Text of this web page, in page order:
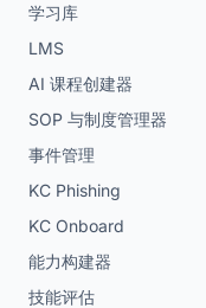
学习库
LMS
AI 课程创建器
SOP 与制度管理器
事件管理
KC Phishing
KC Onboard
能力构建器
技能评估